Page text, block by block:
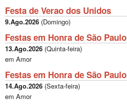
Festa de Verao dos Unidos
9.Ago.2026 (Domingo)
Festas em Honra de São Paulo
13.Ago.2026 (Quinta-feira)
em Amor
Festas em Honra de São Paulo
14.Ago.2026 (Sexta-feira)
em Amor